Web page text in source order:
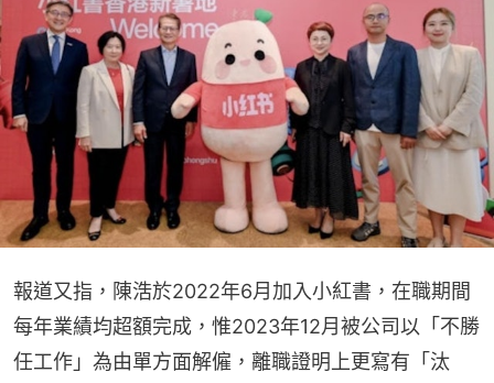
報道又指，陳浩於2022年6月加入小紅書，在職期間
每年業績均超額完成，惟2023年12月被公司以「不勝
任工作」為由單方面解僱，離職證明上更寫有「汰